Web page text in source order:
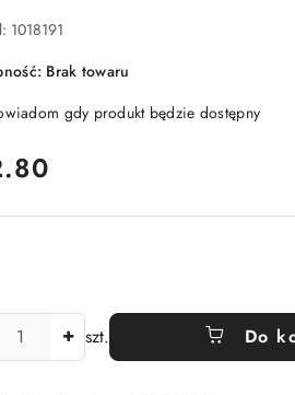
1018191
Brak towaru
gdy produkt będzie dostępny
szt. Do